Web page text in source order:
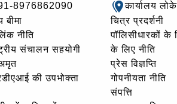
8976862090
बीमा
नीति
संचालन सहयोगी
की उपभोक्ता
कार्यालय
चित्र प्रदर्शनी
पॉलिसीधारकों के
के लिए नीति
प्रेस विज्ञप्ति
गोपनीयता नीति
संपत्ति